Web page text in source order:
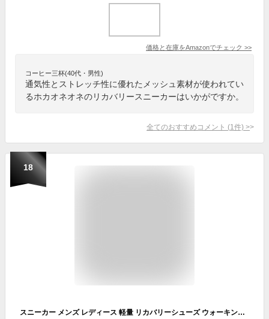
価格と在庫をAmazonでチェック >>
コーヒー三杯(40代・男性)
通気性とストレッチ性に優れたメッシュ素材が使われてい
るホカオネオネのリカバリースニーカーはいかがですか。
全てのおすすめコメント (1 件) >
18
スニーカー メンズ レディース 軽量 リカバリーシューズ ウォーキングシューズ 衝撃吸収 疲れない 靴 コンフォート 腰痛 ひざ痛 膝痛 健康 シューズ 通勤 軽い カジュアル ブランド ccilu kaza anfernee 春 夏